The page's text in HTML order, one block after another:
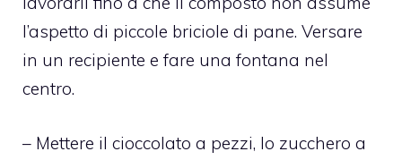
l’aspetto di piccole briciole di pane. Versare
in un recipiente e fare una fontana nel
centro.
– Mettere il cioccolato a pezzi, lo zucchero a